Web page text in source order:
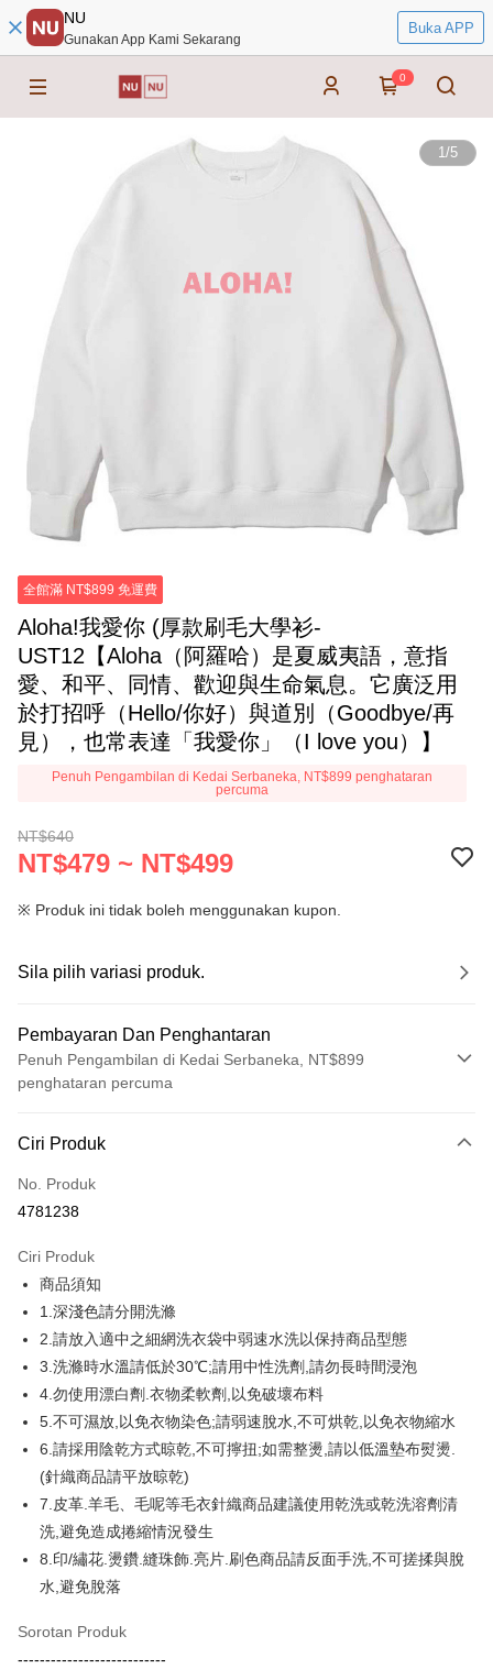
NU
Gunakan App Kami Sekarang
Buka APP
0
1/5
全館滿 NT$899 免運費
Aloha!我愛你 (厚款刷毛大學衫-
UST12【Aloha（阿羅哈）是夏威夷語，意指
愛、和平、同情、歡迎與生命氣息。它廣泛用
於打招呼（Hello/你好）與道別（Goodbye/再
見），也常表達「我愛你」（I love you）】
Penuh Pengambilan di Kedai Serbaneka, NT$899 penghataran
percuma
NT$640
NT$479 ~ NT$499
※ Produk ini tidak boleh menggunakan kupon.
Sila pilih variasi produk.
Pembayaran Dan Penghantaran
Penuh Pengambilan di Kedai Serbaneka, NT$899
penghataran percuma
Kad Kredit (Bayaran Penuh)
Ansuran Kad Kredit
Taiwan Cooperative Bank
Hua Nan Commercial
Bank
The Shanghai
Commercial & Savings
Bank
Bank Komersial Taipei
Fubon
Bank Cathay United
Mega International
Commercial Bank
Taiwan Business Bank
Taichung Commercial
HSBC Bank (Taiwan)
Hwatai Bank
Union Bank of Taiwan
Bank
Yuanta Commercial Bank
Bank Antarabangsa
6 ansuran pada kadar faedah 0,
ansuran
Taiwan Cooperative Bank
Hua Nan Commercial Bank
Chang Hwa Commercial Bank
The Shanghai Commercial &
Savings Bank
Bank Komersial Taipei Fubon
Bank Cathay United
Mega International Commercial
Taiwan Business Bank
Taichung Commercial Bank
HSBC Bank (Taiwan) Limited
Union Bank of Taiwan
Far Eastern International Bank
Yuanta Commercial Bank
Bank Komersial E.SUN
DBS Bank
Bank Antarabangsa Taishin
Taiwan
12 ansuran pada kadar faedah 0,
21 Bank
Hua Nan Commercial
Bank
Chang Hwa Commercial
Bank
The Shanghai
Commercial & Savings
Bank
Bank Komersial Taipei
Fubon
Bank Cathay United
Mega International
Commercial Bank
Taiwan Business Bank
Bank
HSBC Bank (Taiwan)
Union Bank of Taiwan
Pengambilan di Kedai Serbaneka
LINE Pay
Apple Pay
JKOPAY
Easy Wallet
Google Pay
Ciri Produk
No. Produk
4781238
Ciri Produk
商品須知
1.深淺色請分開洗滌
2.請放入適中之細網洗衣袋中弱速水洗以保持商品型態
3.洗滌時水溫請低於30℃;請用中性洗劑,請勿長時間浸泡
4.勿使用漂白劑.衣物柔軟劑,以免破壞布料
5.不可濕放,以免衣物染色;請弱速脫水,不可烘乾,以免衣物縮水
6.請採用陰乾方式晾乾,不可擰扭;如需整燙,請以低溫墊布熨燙.
(針織商品請平放晾乾)
7.皮革.羊毛、毛呢等毛衣針織商品建議使用乾洗或乾洗溶劑清
洗,避免造成捲縮情況發生
8.印/繡花.燙鑽.縫珠飾.亮片.刷色商品請反面手洗,不可搓揉與脫
水,避免脫落
Sorotan Produk
---------------------------